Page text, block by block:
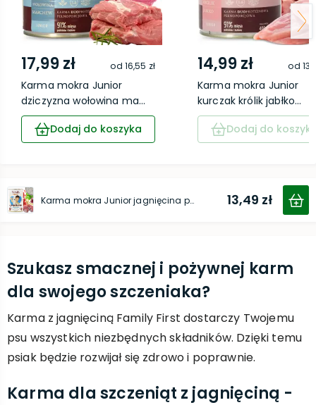
17,99 zł od 16,55 zł
Karma mokra Junior
dziczyzna wołowina ma...
Dodaj do koszyka
14,99 zł od
Karma mokra Junior
kurczak królik jabłko...
Dodaj do
Karma mokra Junior jagnięcina puszka 400g 13,49 zł
Szukasz smacznej i pożywnej karm
dla swojego szczeniaka?
Karma z jagnięciną Family First dostarczy Twojemu
psu wszystkich niezbędnych składników. Dzięki temu
psiak będzie rozwijał się zdrowo i poprawnie.
Karma dla szczeniąt z jagnięciną -